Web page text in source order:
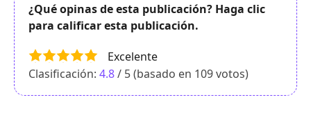
¿Qué opinas de esta publicación? Haga clic
para calificar esta publicación.
Excelente
Clasificación: 4.8/ 5 (basado en 109votos)